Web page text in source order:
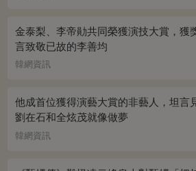
金泰梨、李帝勛共同榮獲演技大賞，獲
言致敬已故的李善均
韓網資訊
他成首位獲得演藝大賞的非藝人，坦言
劉在石和全炫茂就像做夢
韓網資訊